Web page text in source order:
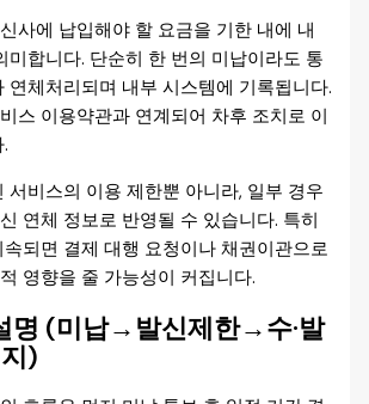
사에 납입해야 할 요금을 기한 내에 내
미합니다. 단순히 한 번의 미납이라도 통
연체처리되며 내부 시스템에 기록됩니다.
스 이용약관과 연계되어 차후 조치로 이
서비스의 이용 제한뿐 아니라, 일부 경우
연체 정보로 반영될 수 있습니다. 특히
되면 결제 대행 요청이나 채권이관으로
영향을 줄 가능성이 커집니다.
명 (미납→발신제한→수·발
)